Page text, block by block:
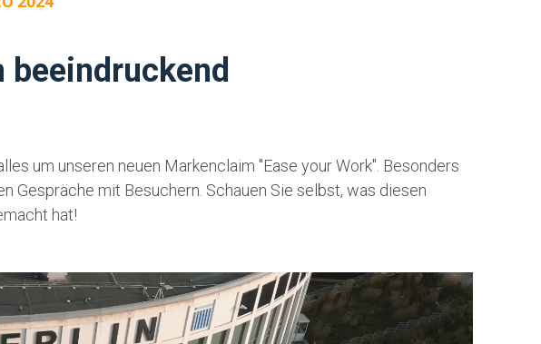
beeindruckend
um unseren neuen Markenclaim "Ease your Work". Besonders
Gespräche mit Besuchern. Schauen Sie selbst, was diesen
hat!